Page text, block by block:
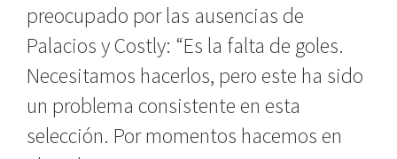
preocupado por las ausencias de
Palacios y Costly: “Es la falta de goles.
Necesitamos hacerlos, pero este ha sido
un problema consistente en esta
selección. Por momentos hacemos en